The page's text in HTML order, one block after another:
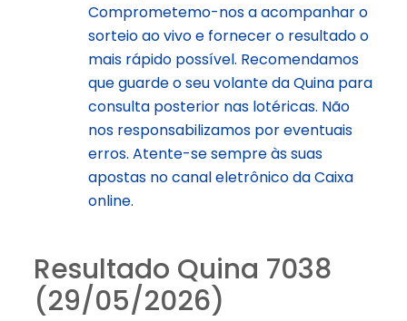
Comprometemo-nos a acompanhar o
sorteio ao vivo e fornecer o resultado o
mais rápido possível. Recomendamos
que guarde o seu volante da Quina para
consulta posterior nas lotéricas. Não
nos responsabilizamos por eventuais
erros. Atente-se sempre às suas
apostas no canal eletrônico da Caixa
online.
Resultado Quina 7038
(29/05/2026)